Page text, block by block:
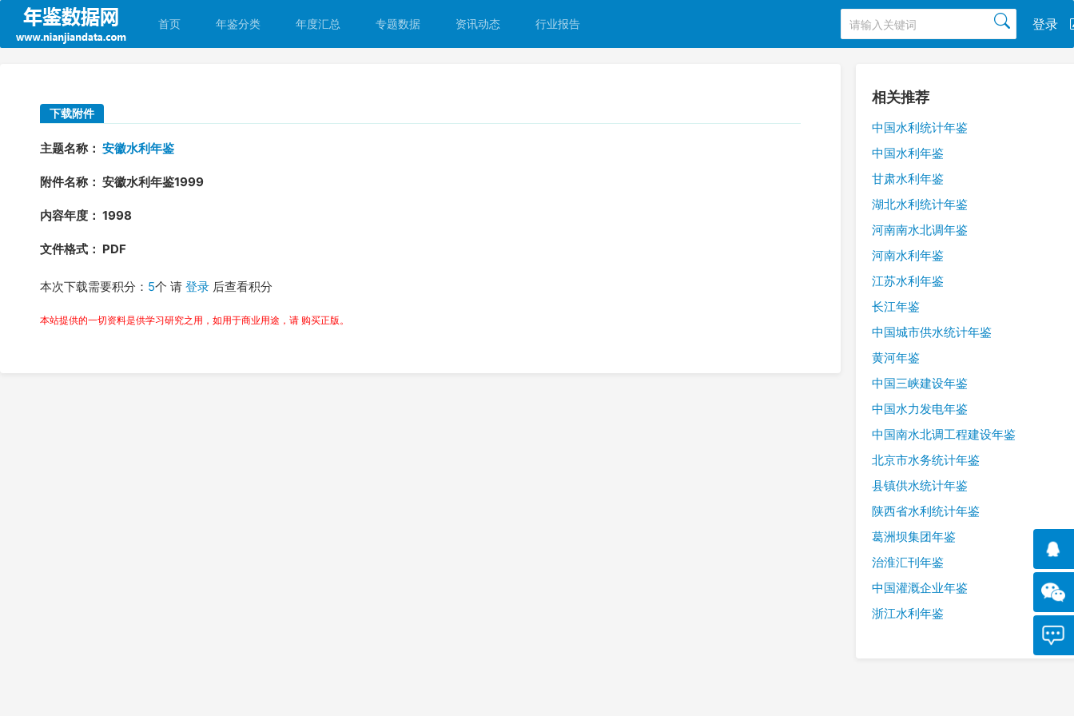
登录
首页 年鉴分类 年度汇总 专题数据 资讯动态 行业报告
下载附件
主题名称： 安徽水利年鉴
附件名称： 安徽水利年鉴1999
内容年度： 1998
文件格式： PDF
本次下载需要积分： 5个 请 登录 后查看积分
本站提供的一切资料是供学习研究之用，如用于商业用途，请 购买正版。
相关推荐
中国水利统计年鉴
中国水利年鉴
甘肃水利年鉴
湖北水利统计年鉴
河南南水北调年鉴
河南水利年鉴
江苏水利年鉴
长江年鉴
中国城市供水统计年鉴
黄河年鉴
中国三峡建设年鉴
中国水力发电年鉴
中国南水北调工程建设年鉴
北京市水务统计年鉴
县镇供水统计年鉴
陕西省水利统计年鉴
葛洲坝集团年鉴
治淮汇刊年鉴
中国灌溉企业年鉴
浙江水利年鉴